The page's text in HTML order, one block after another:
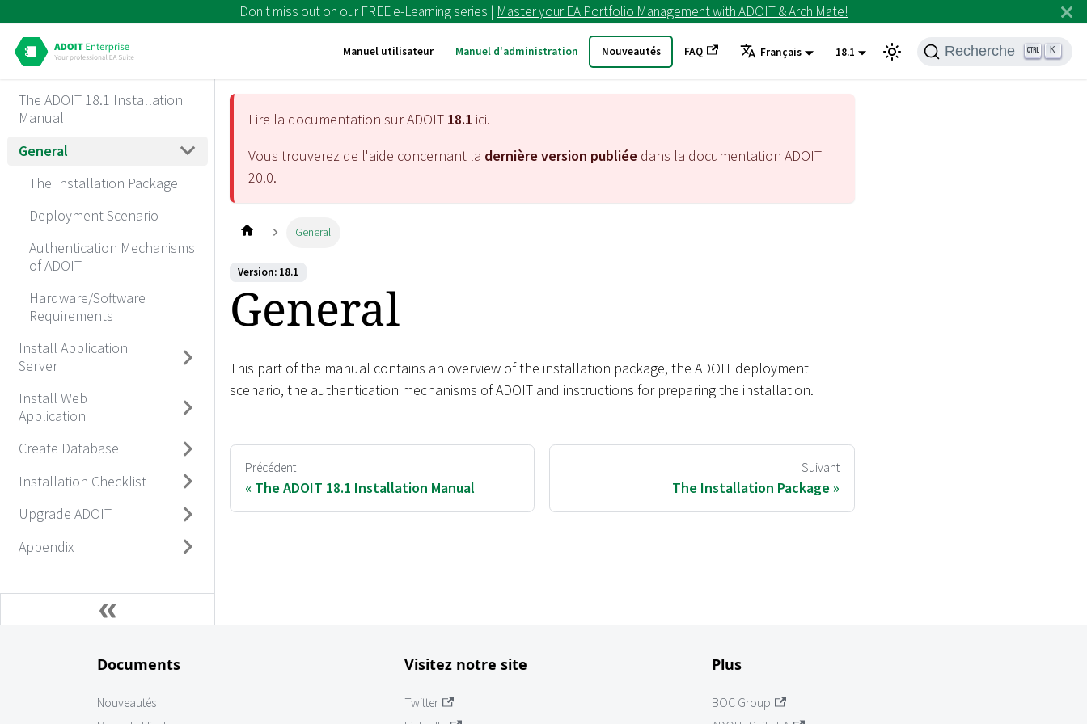
Don't miss out on our FREE e-Learning series | Master your EA Portfolio Management with ADOIT & ArchiMate!
Manuel utilisateur Manuel d'administration Nouveautés FAQ Français 18.1 Recherche K
The ADOIT 18.1 Installation
Manual
General
The Installation Package
Deployment Scenario
Authentication Mechanisms
of ADOIT
Hardware/Software
Requirements
Install Application
Server
Install Web
Application
Create Database
Installation Checklist
Upgrade ADOIT
Appendix
Lire la documentation sur ADOIT 18.1 ici.
Vous trouverez de l'aide concernant la dernière version publiée dans la documentation ADOIT
20.0.
General
Version: 18.1
General
This part of the manual contains an overview of the installation package, the ADOIT deployment
scenario, the authentication mechanisms of ADOIT and instructions for preparing the installation.
Précédent
The ADOIT 18.1 Installation Manual
Suivant
The Installation Package
Documents
Nouveautés
Visitez notre site
Twitter
Plus
BOC Group